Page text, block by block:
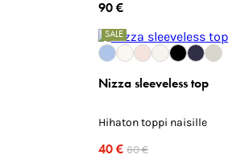
90 €
SALE
Nizza sleeveless top
Hihaton toppi naisille
40 € 80 €